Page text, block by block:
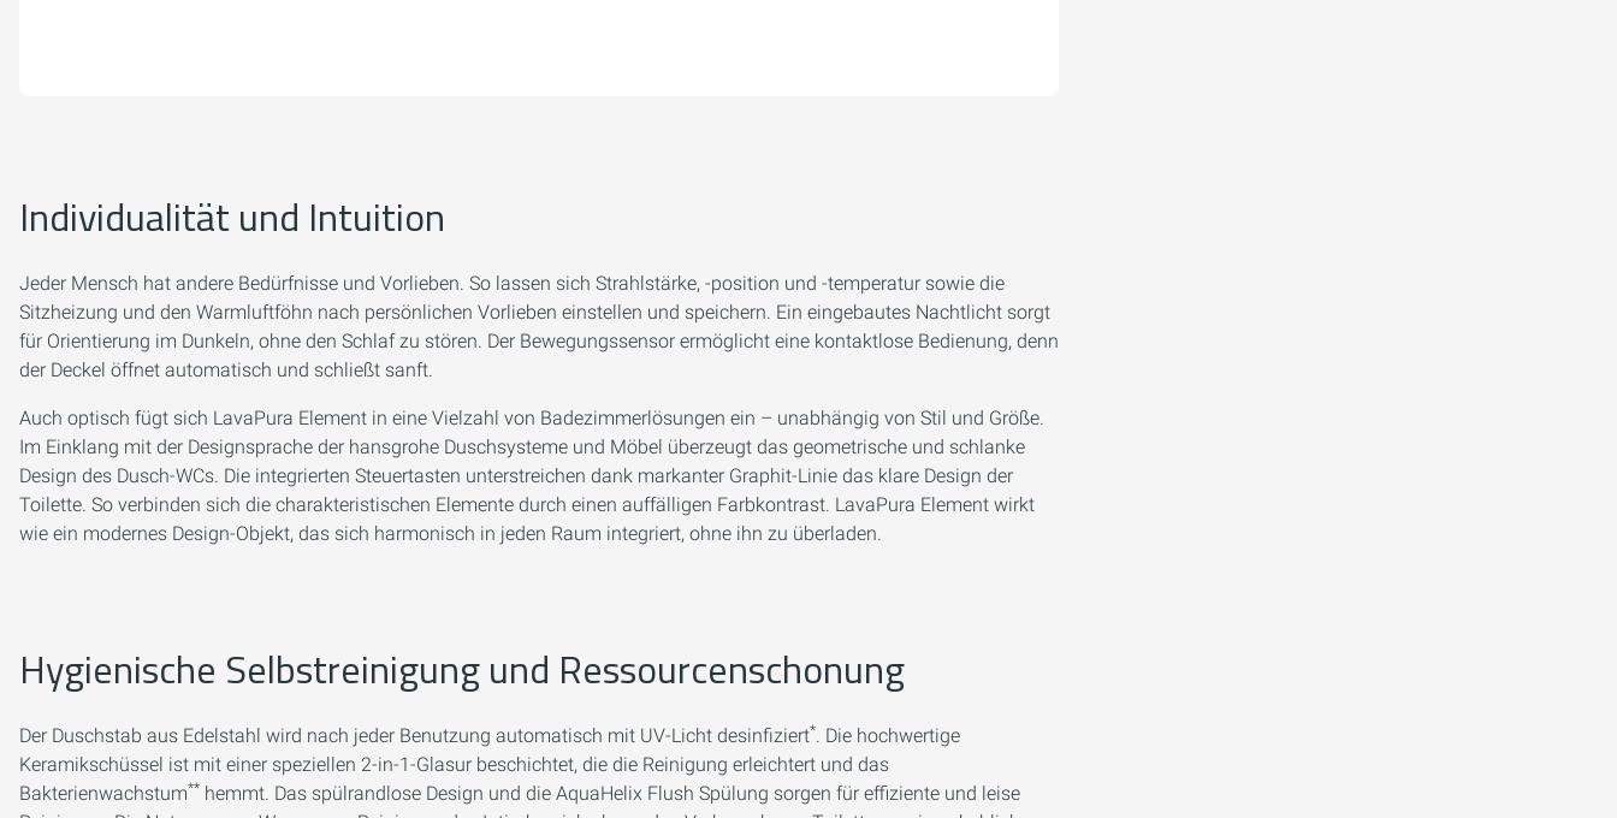
Individualität und Intuition
Jeder Mensch hat andere Bedürfnisse und Vorlieben. So lassen sich Strahlstärke, -position und -temperatur sowie die
Sitzheizung und den Warmluftföhn nach persönlichen Vorlieben einstellen und speichern. Ein eingebautes Nachtlicht sorgt
für Orientierung im Dunkeln, ohne den Schlaf zu stören. Der Bewegungssensor ermöglicht eine kontaktlose Bedienung, denn
der Deckel öffnet automatisch und schließt sanft.
Auch optisch fügt sich LavaPura Element in eine Vielzahl von Badezimmerlösungen ein – unabhängig von Stil und Größe.
Im Einklang mit der Designsprache der hansgrohe Duschsysteme und Möbel überzeugt das geometrische und schlanke
Design des Dusch-WCs. Die integrierten Steuertasten unterstreichen dank markanter Graphit-Linie das klare Design der
Toilette. So verbinden sich die charakteristischen Elemente durch einen auffälligen Farbkontrast. LavaPura Element wirkt
wie ein modernes Design-Objekt, das sich harmonisch in jeden Raum integriert, ohne ihn zu überladen.
Hygienische Selbstreinigung und Ressourcenschonung
Der Duschstab aus Edelstahl wird nach jeder Benutzung automatisch mit UV-Licht desinfiziert*. Die hochwertige
Keramikschüssel ist mit einer speziellen 2-in-1-Glasur beschichtet, die die Reinigung erleichtert und das
Bakterienwachstum** hemmt. Das spülrandlose Design und die AquaHelix Flush Spülung sorgen für effiziente und leise